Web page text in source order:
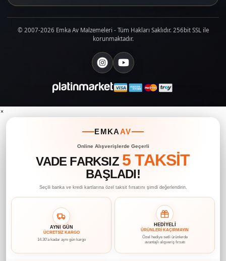
© 2007-2026 Emka Av Malzemeleri - Tüm Hakları Saklıdır. 256bit SSL ile
korunmaktadır.
×
EMKAAV
Online Alışverişlerde Geçerli
VADE FARKSIZ 5 TAKSİT
BAŞLADI!
Seçili banka ve kredi kartlarına özel taksit fırsatını şimdi değerlendirin.
AYNI GÜN
ÜCRETSİZ KARGO
14.30’a kadar aynı gün kargo
HEDİYELİ
ÜRÜNLERİ KAÇIRMAYIN
Özel hediye setli ürünlerde
avantajlı alışveriş fırsatı